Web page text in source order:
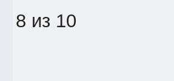
8 из 10